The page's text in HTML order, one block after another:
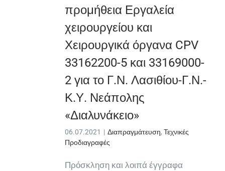
προμήθεια Εργαλεία
χειρουργείου και
Χειρουργικά όργανα CPV
33162200-5 και 33169000-
2 για το Γ.Ν. Λασιθίου-Γ.Ν.-
Κ.Υ. Νεάπολης
«Διαλυνάκειο»
06.07.2021 | Διαπραγμάτευση, Τεχνικές
Προδιαγραφές
Πρόσκληση και λοιπά έγγραφα